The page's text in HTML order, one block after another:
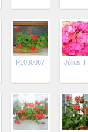
P1030087 Július II